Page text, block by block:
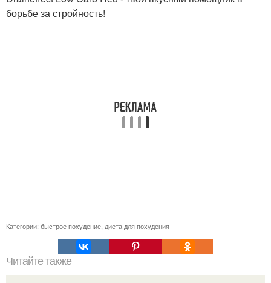
борьбе за стройность!
Категории: быстрое похудение диета для похудения
Читайте также